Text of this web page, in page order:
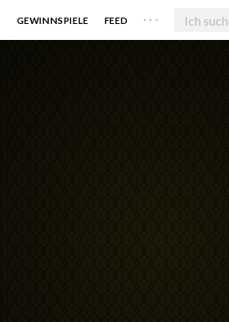
GEWINNSPIELE FEED . . .